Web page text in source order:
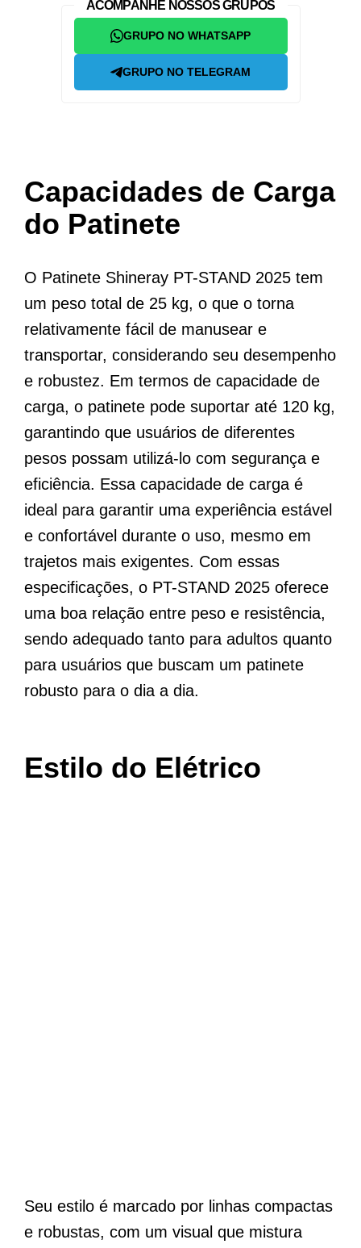
ACOMPANHE NOSSOS GRUPOS
GRUPO NO WHATSAPP
GRUPO NO TELEGRAM
Capacidades de Carga
do Patinete
O Patinete Shineray PT-STAND 2025 tem
um peso total de 25 kg, o que o torna
relativamente fácil de manusear e
transportar, considerando seu desempenho
e robustez. Em termos de capacidade de
carga, o patinete pode suportar até 120 kg,
garantindo que usuários de diferentes
pesos possam utilizá-lo com segurança e
eficiência. Essa capacidade de carga é
ideal para garantir uma experiência estável
e confortável durante o uso, mesmo em
trajetos mais exigentes. Com essas
especificações, o PT-STAND 2025 oferece
uma boa relação entre peso e resistência,
sendo adequado tanto para adultos quanto
para usuários que buscam um patinete
robusto para o dia a dia.
Estilo do Elétrico
Seu estilo é marcado por linhas compactas
e robustas, com um visual que mistura